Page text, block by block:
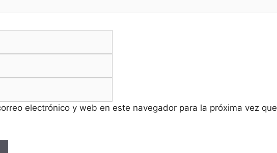
electrónico y web en este navegador para la próxima vez que